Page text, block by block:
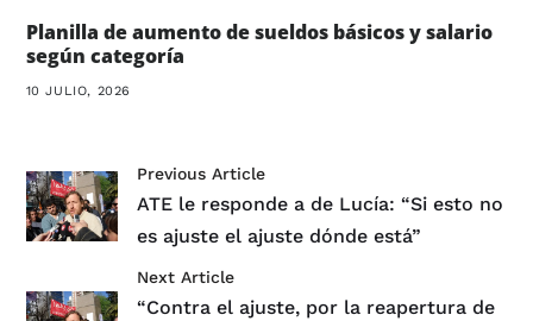
Planilla de aumento de sueldos básicos y salario
según categoría
10 JULIO, 2026
Previous Article
ATE le responde a de Lucía: “Si esto no
es ajuste el ajuste dónde está”
Next Article
“Contra el ajuste, por la reapertura de